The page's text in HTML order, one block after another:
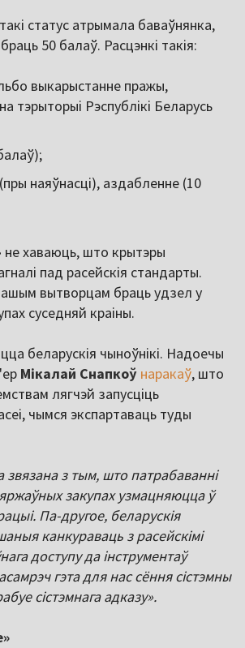
статус атрымала баваўнянка,
50 балаў. Расцэнкі такія:
выкарыстанне пражы,
тэрыторыі Рэспублікі Беларусь
наяўнасці), аздабленне (10
не хаваюць, што крытэры
пад расейскія стандарты.
вытворцам браць удзел у
суседняй краіны.
беларускія чыноўнікі. Надоечы
Мікалай Снапкоў наракаў, што
лягчэй запусціць
чымся экспартаваць туды
звязана з тым, што патрабаванні
закупах узмацняюцца ў
Па-другое, беларускія
канкураваць з расейскімі
доступу да інструментаў
гэта для нас сёння сістэмны
сістэмнага адказу».